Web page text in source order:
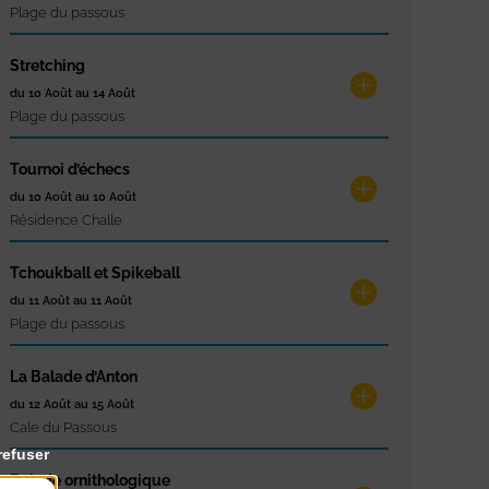
Plage du passous
Stretching
du 10 Août au 14 Août
Plage du passous
Tournoi d’échecs
du 10 Août au 10 Août
Résidence Challe
Tchoukball et Spikeball
du 11 Août au 11 Août
Plage du passous
La Balade d’Anton
du 12 Août au 15 Août
Cale du Passous
Balade ornithologique